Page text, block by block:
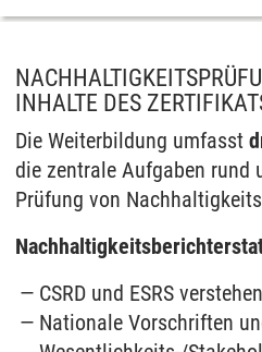
INHALTE DES
Die Weiterbildung umfasst
die zentrale Aufgaben rund
Prüfung von
CSRD und ESRS
Nationale Vorschriften